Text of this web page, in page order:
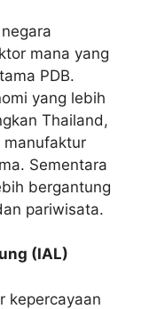
mana yang
PDB.
yang lebih
Thailand,
manufaktur
Sementara
bergantung
pariwisata.
(IAL)
kepercayaan